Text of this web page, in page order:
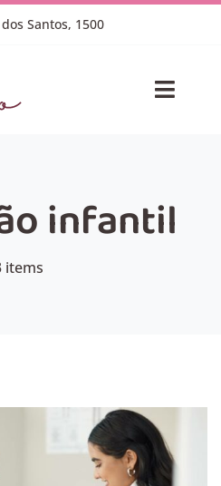
Santos, 1500
Toggle
infantil
items